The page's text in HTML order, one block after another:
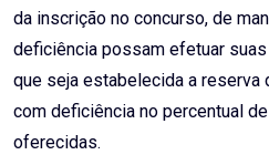
da inscrição no concurso, de
deficiência possam efetuar
que seja estabelecida a reserva
com deficiência no percentual
oferecidas.